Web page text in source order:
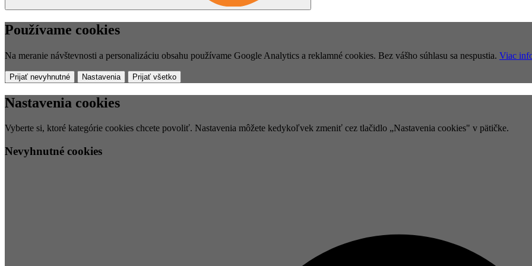
Používame cookies
Na meranie návštevnosti a personalizáciu obsahu používame Google Analytics a reklamné cookies. Bez vášho súhlasu sa nespustia. Viac
Prijať nevyhnutné Nastavenia Prijať všetko
Nastavenia cookies
Vyberte si, ktoré kategórie cookies chcete povoliť. Nastavenia môžete kedykoľvek zmeniť cez tlačidlo „Nastavenia cookies" v pätičke.
Nevyhnutné cookies